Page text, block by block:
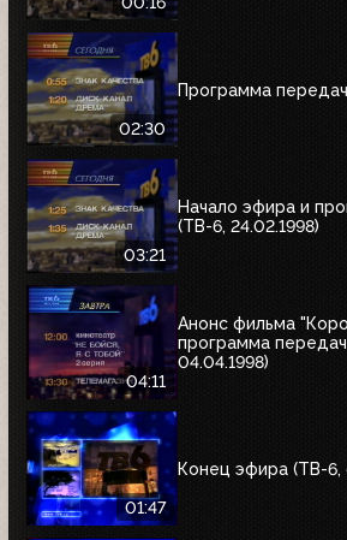
02:30
Программа передач
03:21
Начало эфира и
(ТВ-6, 24.02.1998)
04:11
Анонс фильма
программа
04.04.1998)
01:47
Конец эфира (ТВ-6,